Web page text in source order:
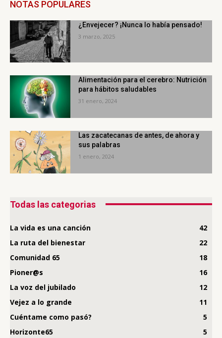
NOTAS POPULARES
¿Envejecer? ¡Nunca lo había pensado!
3 marzo, 2025
Alimentación para el cerebro: Nutrición
para hábitos saludables
31 enero, 2024
Las zacatecanas de antes, de ahora y
sus palabras
1 enero, 2024
Todas las categorias
La vida es una canción
42
La ruta del bienestar
22
Comunidad 65
18
Pioner@s
16
La voz del jubilado
12
Vejez a lo grande
11
Cuéntame como pasó?
5
Horizonte65
5